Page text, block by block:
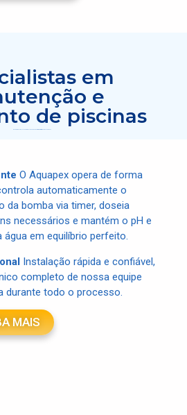
em
e
de piscinas
O Aquapex opera de forma
automaticamente o
da bomba via timer, doseia
necessários e mantém o pH e
água em equilíbrio perfeito.
Instalação rápida e confiável,
completo de nossa equipe
durante todo o processo.
MAIS